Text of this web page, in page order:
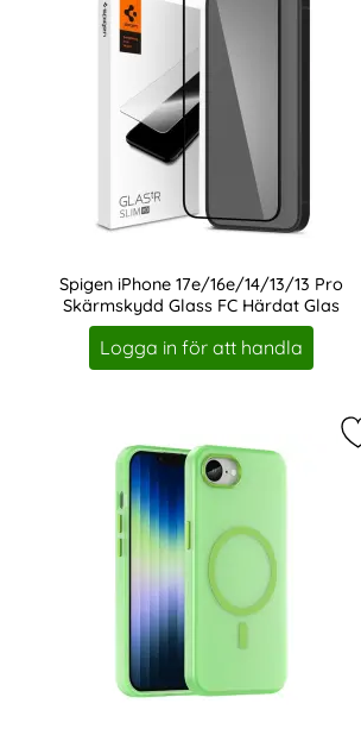
Spigen iPhone 17e/16e/14/13/13 Pro
Skärmskydd Glass FC Härdat Glas
Art. nr 210953
Logga in för att handla